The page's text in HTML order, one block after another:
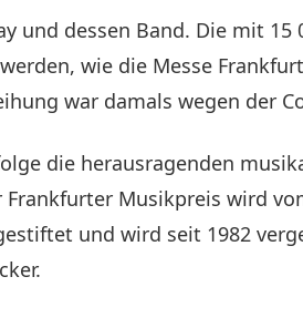
und dessen Band. Die mit
wie die Messe
war damals wegen der
die herausragenden
Musikpreis wird
und wird seit 1982